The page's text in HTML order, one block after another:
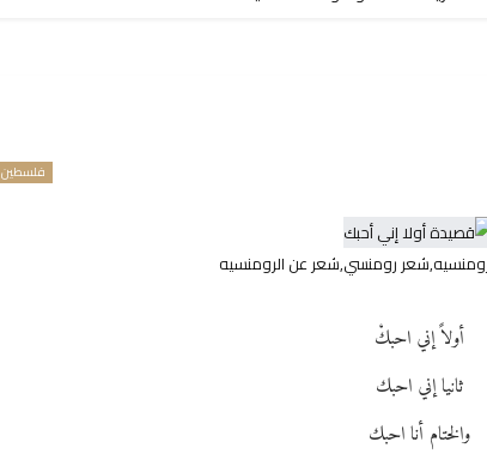
فلسطين
رومنسيه,شعر رومنسي,شعر عن الرومنسيه
أولاً إني احبكْ
ثانيا إني احبك
والختام أنا احبك